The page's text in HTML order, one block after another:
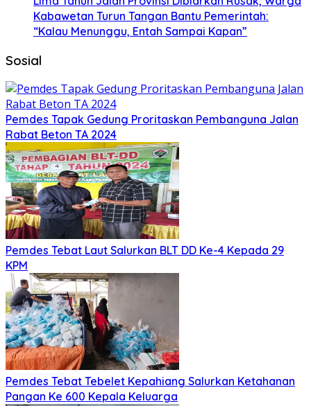
Kabawetan Turun Tangan Bantu Pemerintah:
“Kalau Menunggu, Entah Sampai Kapan”
Sosial
Pemdes Tapak Gedung Proritaskan Pembanguna Jalan
Rabat Beton TA 2024
Pemdes Tebat Laut Salurkan BLT DD Ke-4 Kepada 29
KPM
Pemdes Tebat Tebelet Kepahiang Salurkan Ketahanan
Pangan Ke 600 Kepala Keluarga